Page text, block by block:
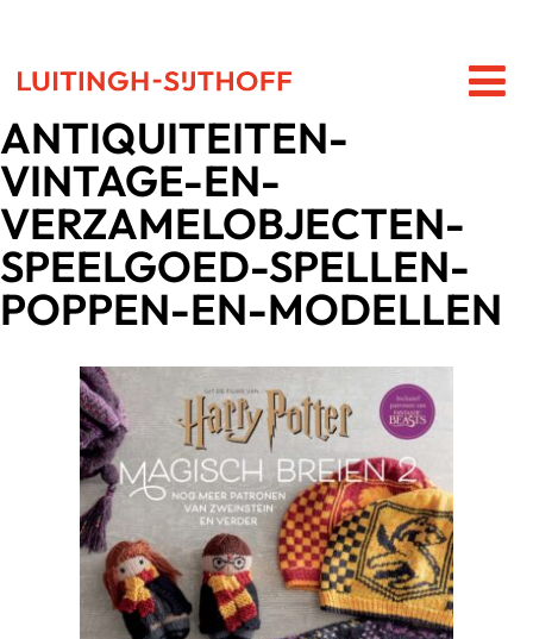
ANTIQUITEITEN-
VINTAGE-EN-
VERZAMELOBJECTEN-
SPEELGOED-SPELLEN-
POPPEN-EN-MODELLEN